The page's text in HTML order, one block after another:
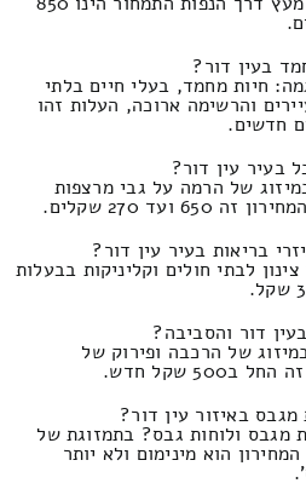
בעין דור?
חיות מחמד, בעלי חיים בלתי
והרשימה ארוכה, העלות זהו
בעיר עין דור?
של הרמה על גבי מרצפות
270 שקלים.
בריאות בעיר עין דור?
לבתי חולים וקליניקות בבעלות
דור והסביבה?
של הרכבה ופירוק של
שקל חדש.
באיזור עין דור?
מגבס ולוחות גבס? בתמזוגת של
הוא מינימום ולא יותר